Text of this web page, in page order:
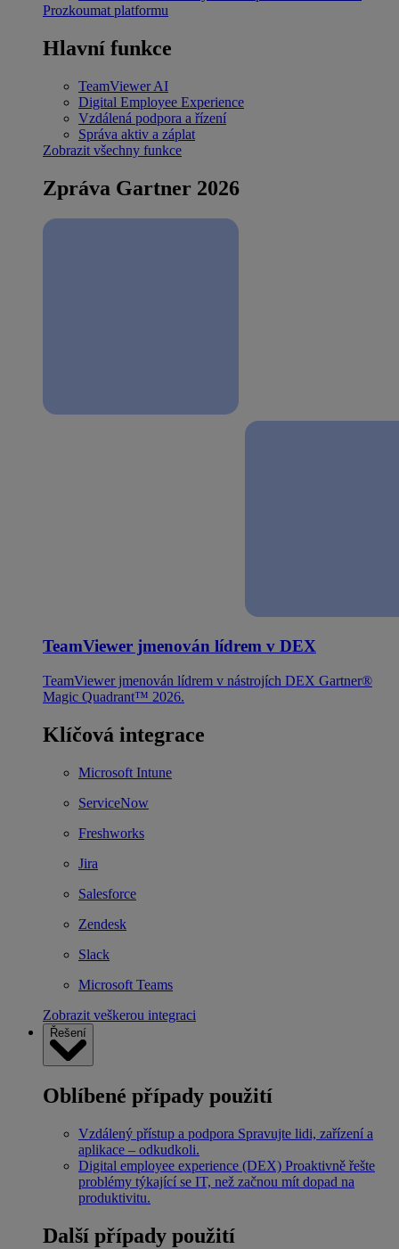
Prozkoumat platformu
Hlavní funkce
TeamViewer AI
Digital Employee Experience
Vzdálená podpora a řízení
Správa aktiv a záplat
Zobrazit všechny funkce
Zpráva Gartner 2026
TeamViewer jmenován lídrem v DEX
TeamViewer jmenován lídrem v nástrojích DEX Gartner®
Magic Quadrant™ 2026.
Klíčová integrace
Microsoft Intune
ServiceNow
Freshworks
Jira
Salesforce
Zendesk
Slack
Microsoft Teams
Zobrazit veškerou integraci
Řešení
Oblíbené případy použití
Vzdálený přístup a podpora Spravujte lidi, zařízení a
aplikace – odkudkoli.
Digital employee experience (DEX) Proaktivně řešte
problémy týkající se IT, než začnou mít dopad na
produktivitu.
Další případy použití